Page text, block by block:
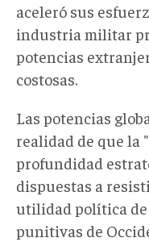
aceleró sus
industria militar
potencias
costosas.
Las potencias
realidad de que la
profundidad
dispuestas a
utilidad política
punitivas de